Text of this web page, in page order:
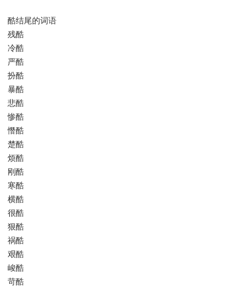
酷结尾的词语
残酷
冷酷
严酷
扮酷
暴酷
悲酷
惨酷
憯酷
楚酷
烦酷
刚酷
寒酷
横酷
很酷
狠酷
祸酷
艰酷
峻酷
苛酷